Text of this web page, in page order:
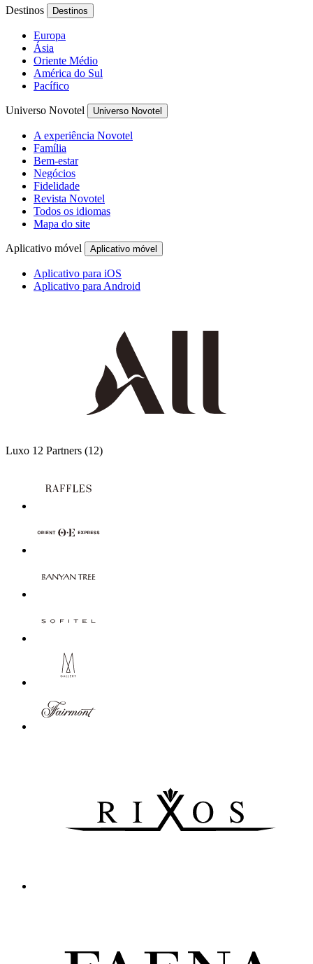
Destinos Destinos
Europa
Ásia
Oriente Médio
América do Sul
Pacífico
Universo Novotel Universo Novotel
A experiência Novotel
Família
Bem-estar
Negócios
Fidelidade
Revista Novotel
Todos os idiomas
Mapa do site
Aplicativo móvel Aplicativo móvel
Aplicativo para iOS
Aplicativo para Android
Luxo 12 Partners (12)